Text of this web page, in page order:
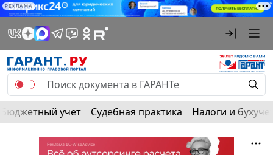
РЕКЛАМА
Бюджетный учет Судебная практика Налоги и